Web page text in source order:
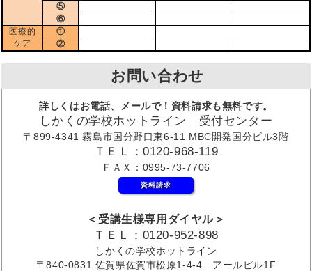
⑤
⑥
医療的
ケア
①
②
お問い合わせ
詳しくはお電話、メールで！資料請求も無料です。
しかくの学校ホットライン 受付センター
〒899-4341 霧島市国分野口東6-11 MBC開発国分ビル3階
ＴＥＬ：0120-968-119
ＦＡＸ：0995-73-7706
資料請求
＜受講生様専用ダイヤル＞
ＴＥＬ：0120-952-898
しかくの学校ホットライン
〒840-0831 佐賀県佐賀市松原1-4-4 アールビル1F